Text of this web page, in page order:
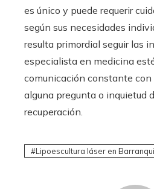
es único y puede requerir
según sus necesidades
resulta primordial seguir las
especialista en medicina
comunicación constante
alguna pregunta o inquietud
recuperación.
Lipoescultura láser en